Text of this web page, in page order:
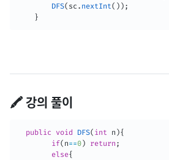
DFS( sc . nextInt( ) ) ;
}
🖍️ 강의 풀이
public void DFS( int n ){
if( n==0) return ;
else{